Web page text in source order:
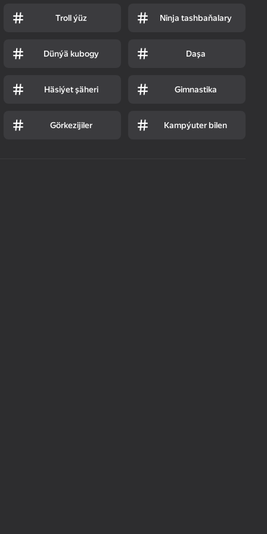
Troll ýüz Ninja tashbaňalary
Dünýä kubogy Daşa
Häsiýet şäheri Gimnastika
Görkezijiler Kampýuter bilen